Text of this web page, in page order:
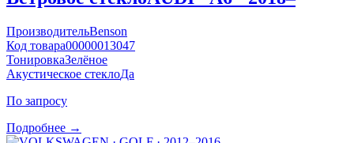
ПроизводительBenson
Код товара00000013047
ТонировкаЗелёное
Акустическое стеклоДа
По запросу
Подробнее →